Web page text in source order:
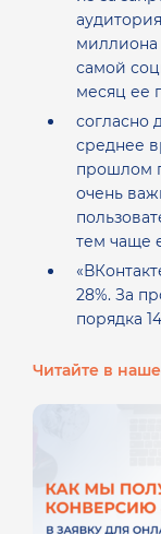
миллиона
самой
месяц ее
согласно
среднее
прошлом
очень
тем чаще
28%. За
порядка
Читайте в